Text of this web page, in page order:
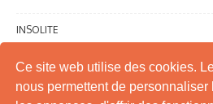
Ce site web utilise des cookies.
nous permettent de personnaliser
INSOLITE
INTERNET
JEUX DE SOCIÉTÉ